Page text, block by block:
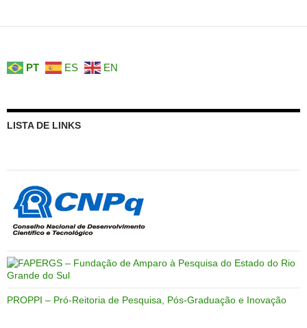
PT ES EN
LISTA DE LINKS
PROPPI – Pró-Reitoria de Pesquisa, Pós-Graduação e Inovação